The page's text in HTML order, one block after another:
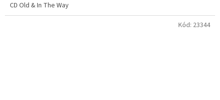
CD Old & In The Way
Kód: 23344